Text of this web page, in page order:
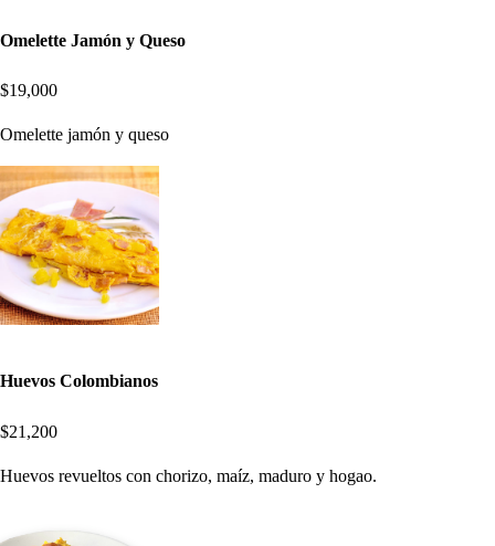
Omelette Jamón y Queso
$19,000
Omelette jamón y queso
Huevos Colombianos
$21,200
Huevos revueltos con chorizo, maíz, maduro y hogao.